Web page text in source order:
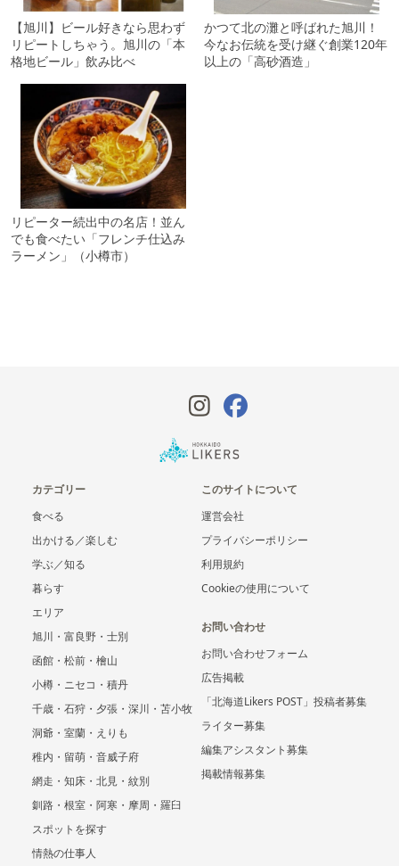
【旭川】ビール好きなら思わず
リピートしちゃう。旭川の「本
格地ビール」飲み比べ
かつて北の灘と呼ばれた旭川！
今なお伝統を受け継ぐ創業120年
以上の「高砂酒造」
リピーター続出中の名店！並ん
でも食べたい「フレンチ仕込み
ラーメン」（小樽市）
カテゴリー
食べる
出かける／楽しむ
学ぶ／知る
暮らす
エリア
旭川・富良野・士別
函館・松前・檜山
小樽・ニセコ・積丹
千歳・石狩・夕張・深川・苫小牧
洞爺・室蘭・えりも
稚内・留萌・音威子府
網走・知床・北見・紋別
釧路・根室・阿寒・摩周・羅臼
スポットを探す
情熱の仕事人
このサイトについて
運営会社
プライバシーポリシー
利用規約
Cookieの使用について
お問い合わせ
お問い合わせフォーム
広告掲載
「北海道Likers POST」投稿者募集
ライター募集
編集アシスタント募集
掲載情報募集